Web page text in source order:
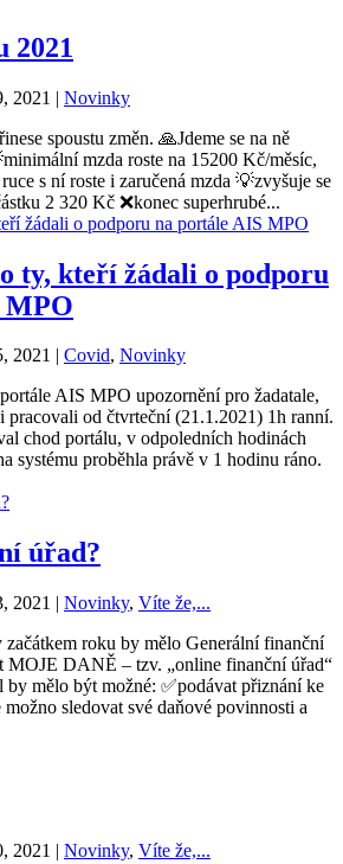
2021
2021 | Novinky
spoustu změn. 🙏Jdeme se na ně
mzda roste na 15200 Kč/měsíc,
s ní roste i zaručená mzda 💡zvyšuje se
2 320 Kč ❌konec superhrubé...
ty, kteří žádali o podporu
MPO
2021 | Covid, Novinky
AIS MPO upozornění pro žadatale,
pracovali od čtvrteční (21.1.2021) 1h ranní.
chod portálu, v odpoledních hodinách
systému proběhla právě v 1 hodinu ráno.
úřad?
2021 | Novinky, Víte že,...
roku by mělo Generální finanční
MOJE DANĚ – tzv. „online finanční úřad“
by mělo být možné: ✅podávat přiznání ke
sledovat své daňové povinnosti a
2021 | Novinky, Víte že,...